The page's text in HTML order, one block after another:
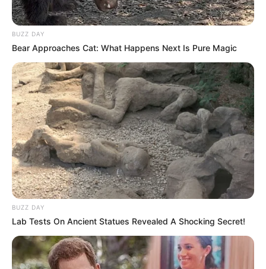
BUZZ DAY
Bear Approaches Cat: What Happens Next Is Pure Magic
BUZZ DAY
Lab Tests On Ancient Statues Revealed A Shocking Secret!